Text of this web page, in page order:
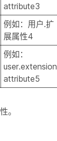
attribute3
例如：用户.扩
展属性4
例如：
user.extension
attribute5
。